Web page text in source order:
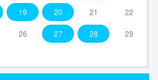
19 20 21 22
26 27 28 29